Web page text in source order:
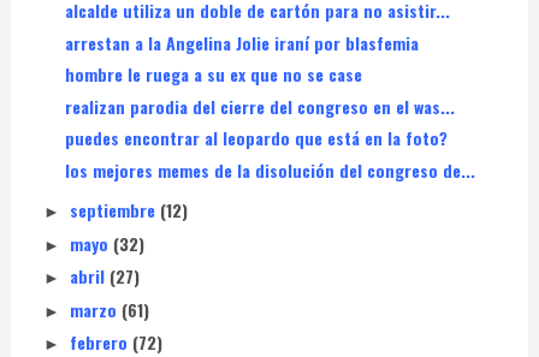
alcalde utiliza un doble de cartón para no asistir...
arrestan a la Angelina Jolie iraní por blasfemia
hombre le ruega a su ex que no se case
realizan parodia del cierre del congreso en el was...
puedes encontrar al leopardo que está en la foto?
los mejores memes de la disolución del congreso de...
► septiembre (12)
► mayo (32)
► abril (27)
► marzo (61)
► febrero (72)